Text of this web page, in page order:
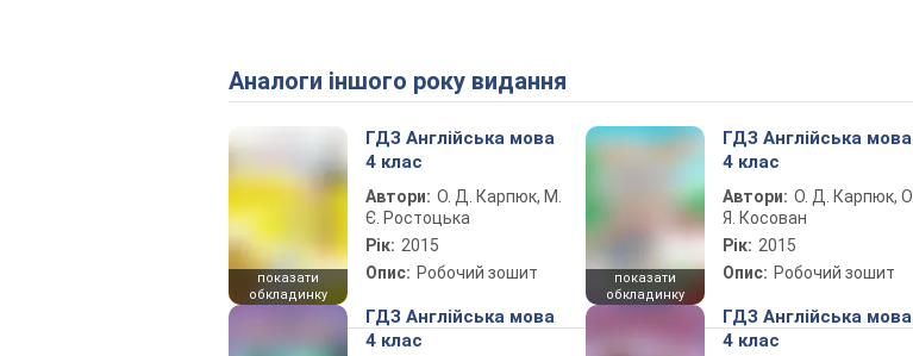
Аналоги іншого року видання
показати
обкладинку
ГДЗ Англійська мова
4 клас
Автори: О. Д. Карпюк, М.
Є. Ростоцька
Рік: 2015
Опис: Робочий зошит
показати
обкладинку
ГДЗ Англійська мова
4 клас
Автори: О. Д. Карпюк, О.
Я. Косован
Рік: 2015
Опис: Робочий зошит
ГДЗ Англійська мова
4 клас
ГДЗ Англійська мова
4 клас